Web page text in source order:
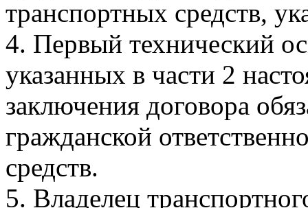
транспортных средств,
4. Первый технический
указанных в части 2
заключения договора
гражданской
средств.
5. Владелец